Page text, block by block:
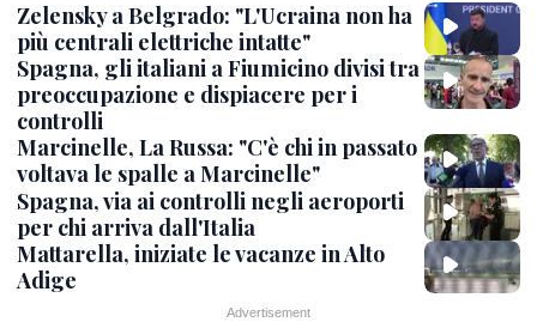
Zelensky a Belgrado: "L'Ucraina non ha
più centrali elettriche intatte"
Spagna, gli italiani a Fiumicino divisi tra
preoccupazione e dispiacere per i
controlli
Marcinelle, La Russa: "C'è chi in passato
voltava le spalle a Marcinelle"
Spagna, via ai controlli negli aeroporti
per chi arriva dall'Italia
Mattarella, iniziate le vacanze in Alto
Adige